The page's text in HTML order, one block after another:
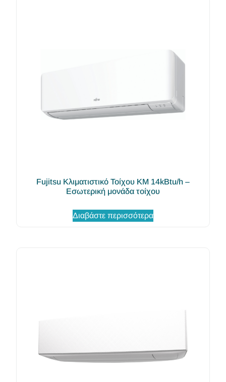
Fujitsu Κλιματιστικό Τοίχου KM 14kBtu/h –
Εσωτερική μονάδα τοίχου
Διαβάστε περισσότερα